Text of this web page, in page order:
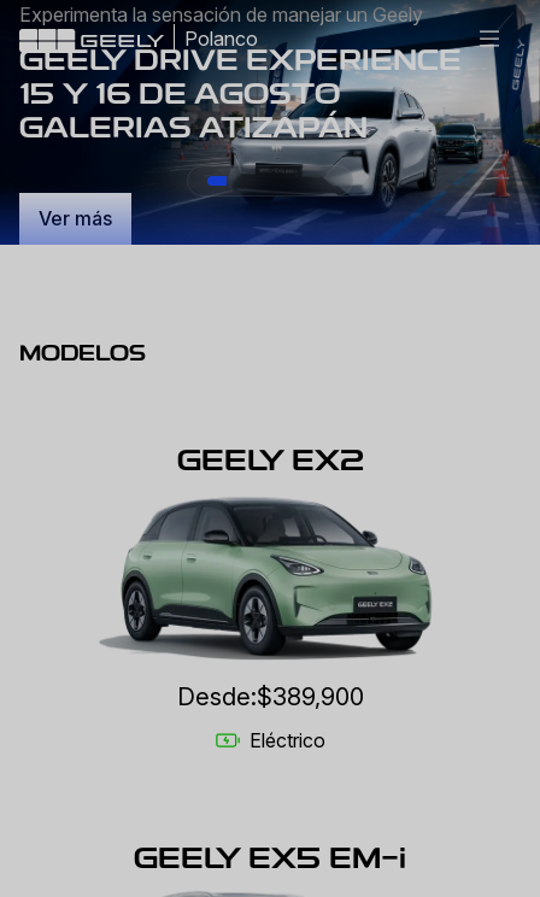
Polanco
Experimenta la sensación de manejar un Geely
GEELY DRIVE EXPERIENCE
15 Y 16 DE AGOSTO
GALERIAS ATIZAPÁN
Ver más
MODELOS
GEELY EX2
Desde:$389,900
Eléctrico
GEELY EX5 EM-i